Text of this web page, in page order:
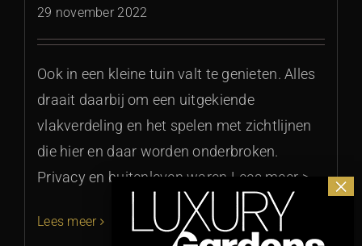
29 november 2022
Ook in een kleine tuin valt te genieten. Alles
draait daarbij om een uitgekiende
vlakverdeling en het spelen met zichtlijnen
die hier en daar worden onderbroken.
Privacy en buitenleven waren Lees meer >
Lees meer